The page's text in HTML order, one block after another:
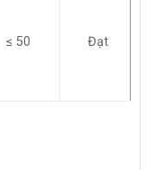
≤ 50 Đạt